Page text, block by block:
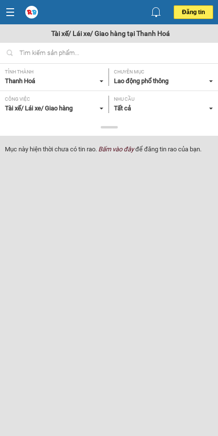
Đăng tin
Tài xế/ Lái xe/ Giao hàng tại Thanh Hoá
TỈNH THÀNH
Thanh Hoá
CHUYÊN MỤC
Lao động phổ thông
CÔNG VIỆC
Tài xế/ Lái xe/ Giao hàng
NHU CẦU
Tất cả
Tất cả
Mục này hiện thời chưa có tin rao. Bấm vào đâyđể đăng tin rao của bạn.